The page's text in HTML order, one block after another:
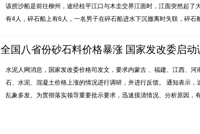
该捞沙船是前往柳州，途经桂平江口与木圭交界江面时，江面突然起
有4人，碎石船上有6人，一名男子在碎石船进水下沉撤离时失联，碎
全国八省份砂石料价格暴涨 国家发改委启动
水泥人网消息，国家发改委价格司发文，要求内蒙古 、福建、江西、
石、水泥、混凝土价格上涨的情况进行调研，并进行反馈。 通知表示
乱象多发。为贯彻落实领导重要批示要求，迅速摸清情况、分析原因